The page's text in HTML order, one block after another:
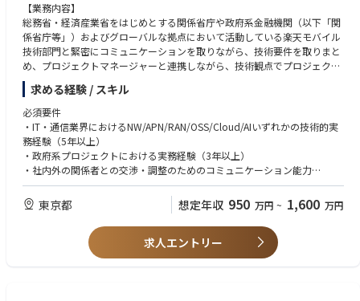
【業務内容】
総務省・経済産業省をはじめとする関係省庁や政府系金融機関（以下「関
係省庁等」）およびグローバルな拠点において活動している楽天モバイル
技術部門と緊密にコミュニケーションを取りながら、技術要件を取りまと
め、プロジェクトマネージャーと連携しながら、技術観点でプロジェクト
を組成・遂行していきます。
本ポジションは、政府助成金プロジェクトを担当する各PMと、RAN、OS
S、Cloud、AI、APN等の各技術部門をつなぐ“技術領域横断のPM”として
の役割を担います。
具体的には、次のような業務を行います。
・NW/APN(All-Photonics Network)/RAN/OSS/Cloud/AIいずれか領域にお
・最新の6Gの動向調査と、6G商用化に向けての技術支援
・他事業者や関係省庁等との技術的な折衝、対外的な仕様調整・交渉
・プロジェクト組成のための技術提案書の作成
・技術的課題の解決支援を含む、プロジェクトのマネジメント
・プロジェクトの成果や進捗状況を取りまとめ、関係省庁（評価員含む）
求める経験 / スキル
必須要件
・IT・通信業界におけるNW/APN/RAN/OSS/Cloud/AIいずれかの技術的実
務経験（5年以上）
・政府系プロジェクトにおける実務経験（3年以上）
・社内外の関係者との交渉・調整のためのコミュニケーション能力
・TOEIC600点または同等の英語力
・ネイティブレベルの日本語力
■ プロジェクトマネジメント・研究開発経験
・政府助成金プロジェクトにおける代表研究者としての実務経験（2年以
東京都 想定年収 950 万円 ~ 1,600 万円
求人エントリー